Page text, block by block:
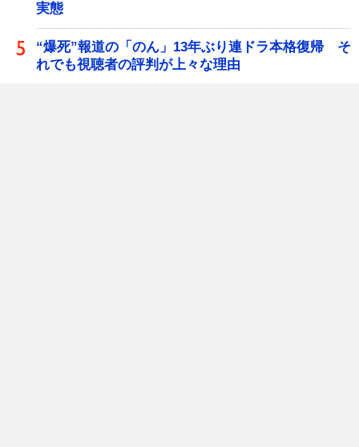
実態
“爆死”報道の「のん」13年ぶり連ドラ本格復帰 そ
れでも視聴者の評判が上々な理由